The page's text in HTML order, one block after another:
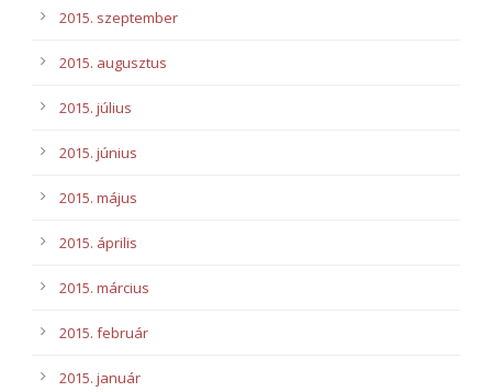
2015. szeptember
2015. augusztus
2015. július
2015. június
2015. május
2015. április
2015. március
2015. február
2015. január